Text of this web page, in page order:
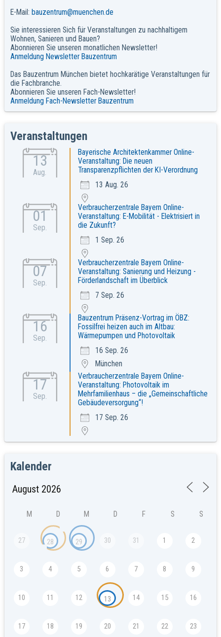
E-Mail: bauzentrum@muenchen.de
Sie interessieren Sich für Veranstaltungen zu nachhaltigem
Wohnen, Sanieren und Bauen?
Abonnieren Sie unseren monatlichen Newsletter!
Anmeldung Newsletter Bauzentrum
Das Bauzentrum München bietet hochkarätige Veranstaltungen für
die Fachbranche.
Abonnieren Sie unseren Fach-Newsletter!
Anmeldung Fach-Newsletter Bauzentrum
Veranstaltungen
13
Aug.
Bayerische Architektenkammer Online-
Veranstaltung: Die neuen
Transparenzpflichten der KI-Verordnung
13 Aug. 26
01
Sep.
Verbraucherzentrale Bayern Online-
Veranstaltung: E-Mobilität - Elektrisiert in
die Zukunft?
1 Sep. 26
07
Sep.
Verbraucherzentrale Bayern Online-
Veranstaltung: Sanierung und Heizung -
Förderlandschaft im Überblick
7 Sep. 26
16
Sep.
Bauzentrum Präsenz-Vortrag im ÖBZ:
Fossilfrei heizen auch im Altbau:
Wärmepumpen und Photovoltaik
16 Sep. 26
München
17
Sep.
Verbraucherzentrale Bayern Online-
Veranstaltung: Photovoltaik im
Mehrfamilienhaus – die „Gemeinschaftliche
Gebäudeversorgung“!
17 Sep. 26
Kalender
M D M D F S S
27 28 29 30 31 1 2
3 4 5 6 7 8 9
10 11 12 13 14 15 16
17 18 19 20 21 22 23